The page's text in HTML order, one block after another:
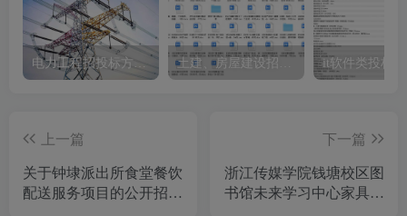
电力工程招投标方案模板 it软件类投标
上一篇
关于钟埭派出所食堂餐饮
配送服务项目的公开招标
下一篇
浙江传媒学院钱塘校区图
书馆未来学习中心家具采